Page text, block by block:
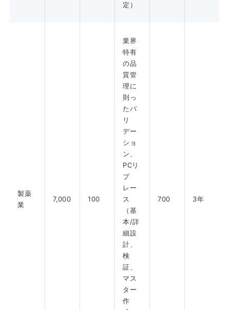
定）
製薬
業
7,000 100
業界
特有
の品
質管
理に
則っ
たバ
リ
デー
ショ
ン、
PCリ
プ
レー
ス
（基
本/詳
細設
計、
検
証、
マス
ター
作
700 3年